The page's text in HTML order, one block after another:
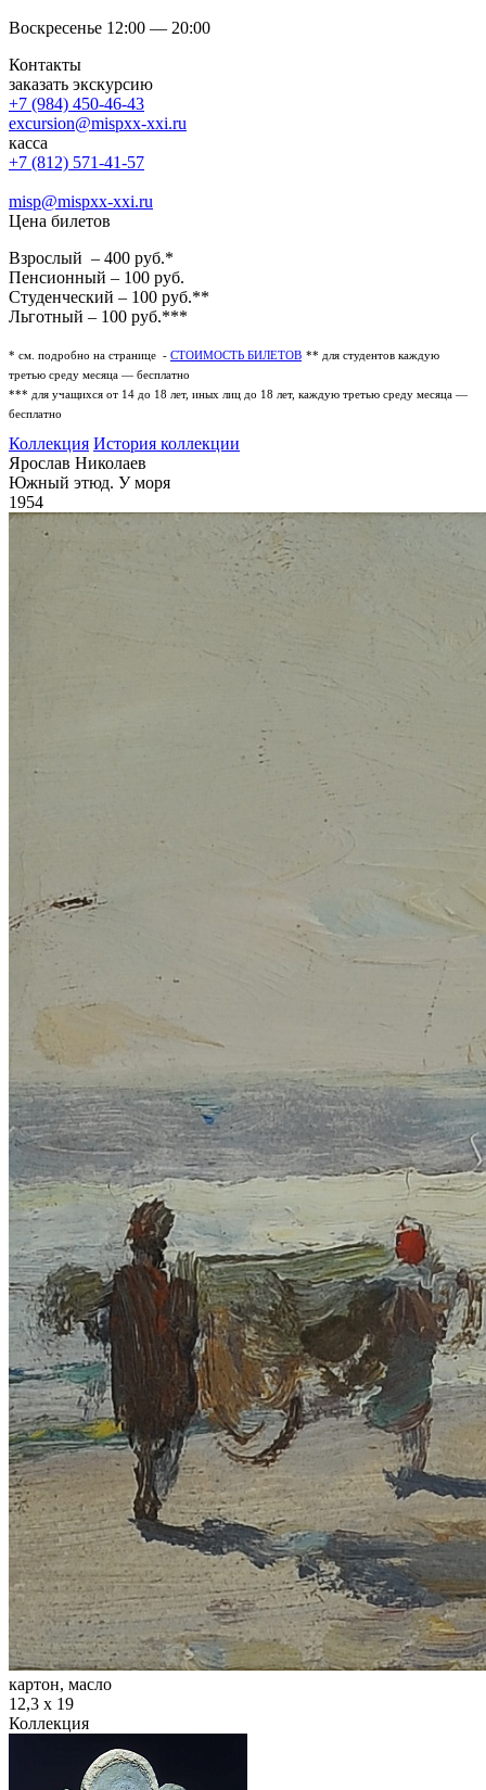
Воскресенье 12:00 — 20:00
Контакты
заказать экскурсию
+7 (984) 450-46-43
excursion@mispxx-xxi.ru
касса
+7 (812) 571-41-57
misp@mispxx-xxi.ru
Цена билетов
Взрослый – 400 руб.*
Пенсионный – 100 руб.
Студенческий – 100 руб.**
Льготный – 100 руб.***
* см. подробно на странице - СТОИМОСТЬ БИЛЕТОВ ** для студентов каждую
третью среду месяца — бесплатно
*** для учащихся от 14 до 18 лет, иных лиц до 18 лет, каждую третью среду месяца —
бесплатно
Коллекция История коллекции
Ярослав Николаев
Южный этюд. У моря
1954
картон, масло
12,3 х 19
Коллекция